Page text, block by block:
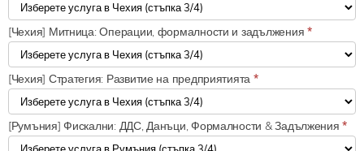
[Чехия] Митница: Операции, формалности и задължения *
[Чехия] Стратегия: Развитие на предприятията *
[Румъния] Фискални: ДДС, Данъци, Формалности & Задължения*